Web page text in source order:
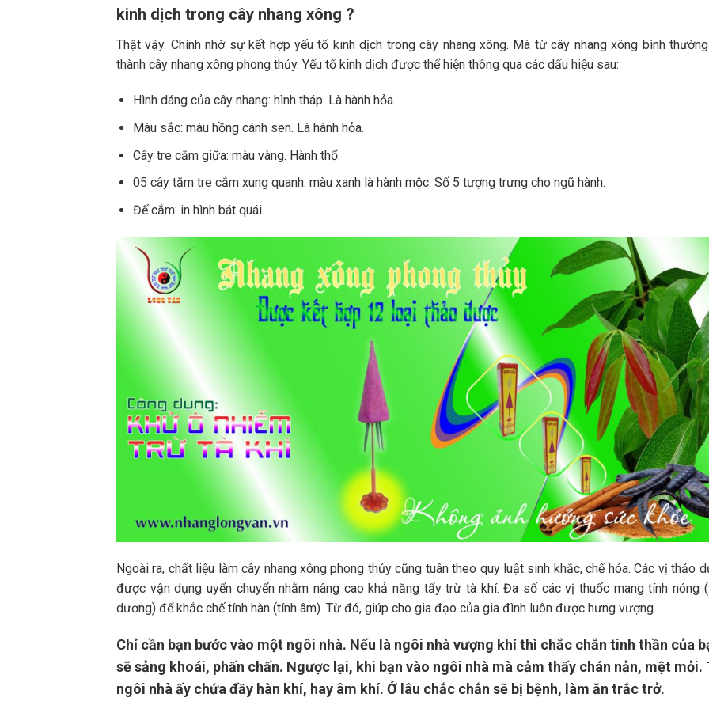
kinh dịch trong cây nhang xông ?
Thật vậy. Chính nhờ sự kết hợp yếu tố kinh dịch trong cây nhang xông. Mà từ cây nhang xông bình
thành cây nhang xông phong thủy. Yếu tố kinh dịch được thể hiện thông qua các dấu hiệu sau:
Hình dáng của cây nhang: hình tháp. Là hành hỏa.
Màu sắc: màu hồng cánh sen. Là hành hỏa.
Cây tre cắm giữa: màu vàng. Hành thổ.
05 cây tăm tre cắm xung quanh: màu xanh là hành mộc. Số 5 tượng trưng cho ngũ hành.
Đế cắm: in hình bát quái.
Ngoài ra, chất liệu làm cây nhang xông phong thủy cũng tuân theo quy luật sinh khắc, chế hóa. Các vị thảo
được vận dụng uyển chuyển nhằm nâng cao khả năng tẩy trừ tà khí. Đa số các vị thuốc mang tính nóng
dương) để khắc chế tính hàn (tính âm). Từ đó, giúp cho gia đạo của gia đình luôn được hưng vượng.
Chỉ cần bạn bước vào một ngôi nhà. Nếu là ngôi nhà vượng khí thì chắc chắn tinh thần của
sẽ sảng khoái, phấn chấn. Ngược lại, khi bạn vào ngôi nhà mà cảm thấy chán nản, mệt mỏi.
ngôi nhà ấy chứa đầy hàn khí, hay âm khí. Ở lâu chắc chắn sẽ bị bệnh, làm ăn trắc trở.